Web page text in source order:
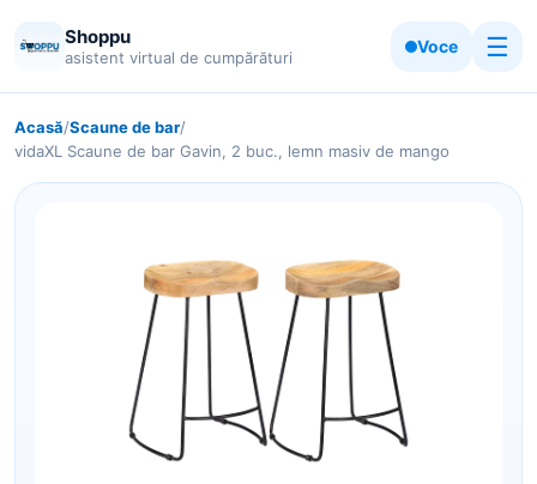
Shoppu
asistent virtual de cumpărături
Voce ☰
Acasă/Scaune de bar/
vidaXL Scaune de bar Gavin, 2 buc., lemn masiv de mango